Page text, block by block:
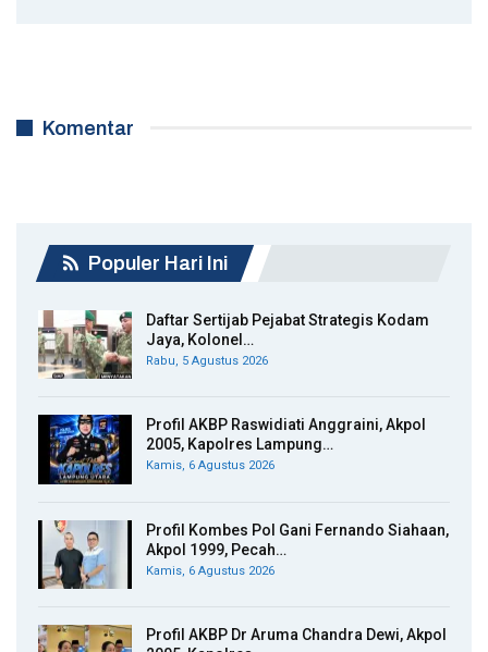
Komentar
Populer Hari Ini
Daftar Sertijab Pejabat Strategis Kodam
Jaya, Kolonel…
Rabu, 5 Agustus 2026
Profil AKBP Raswidiati Anggraini, Akpol
2005, Kapolres Lampung…
Kamis, 6 Agustus 2026
Profil Kombes Pol Gani Fernando Siahaan,
Akpol 1999, Pecah…
Kamis, 6 Agustus 2026
Profil AKBP Dr Aruma Chandra Dewi, Akpol